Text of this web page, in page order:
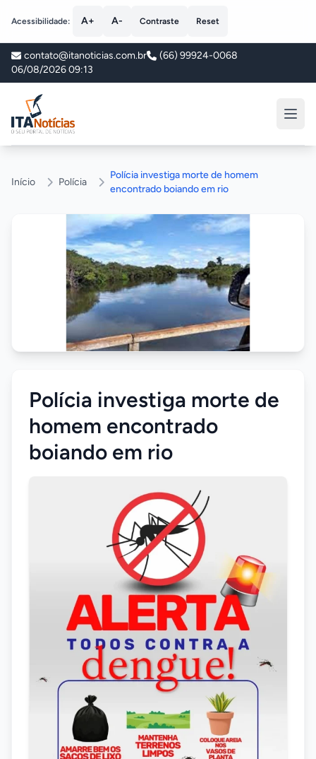
Acessibilidade: A+ A- Contraste Reset
contato@itanoticias.com.br
(66) 99924-0068
06/08/2026 09:13
ITA Notícias
Início Polícia
Polícia investiga morte de homem
encontrado boiando em rio
Polícia investiga morte de
homem encontrado
boiando em rio